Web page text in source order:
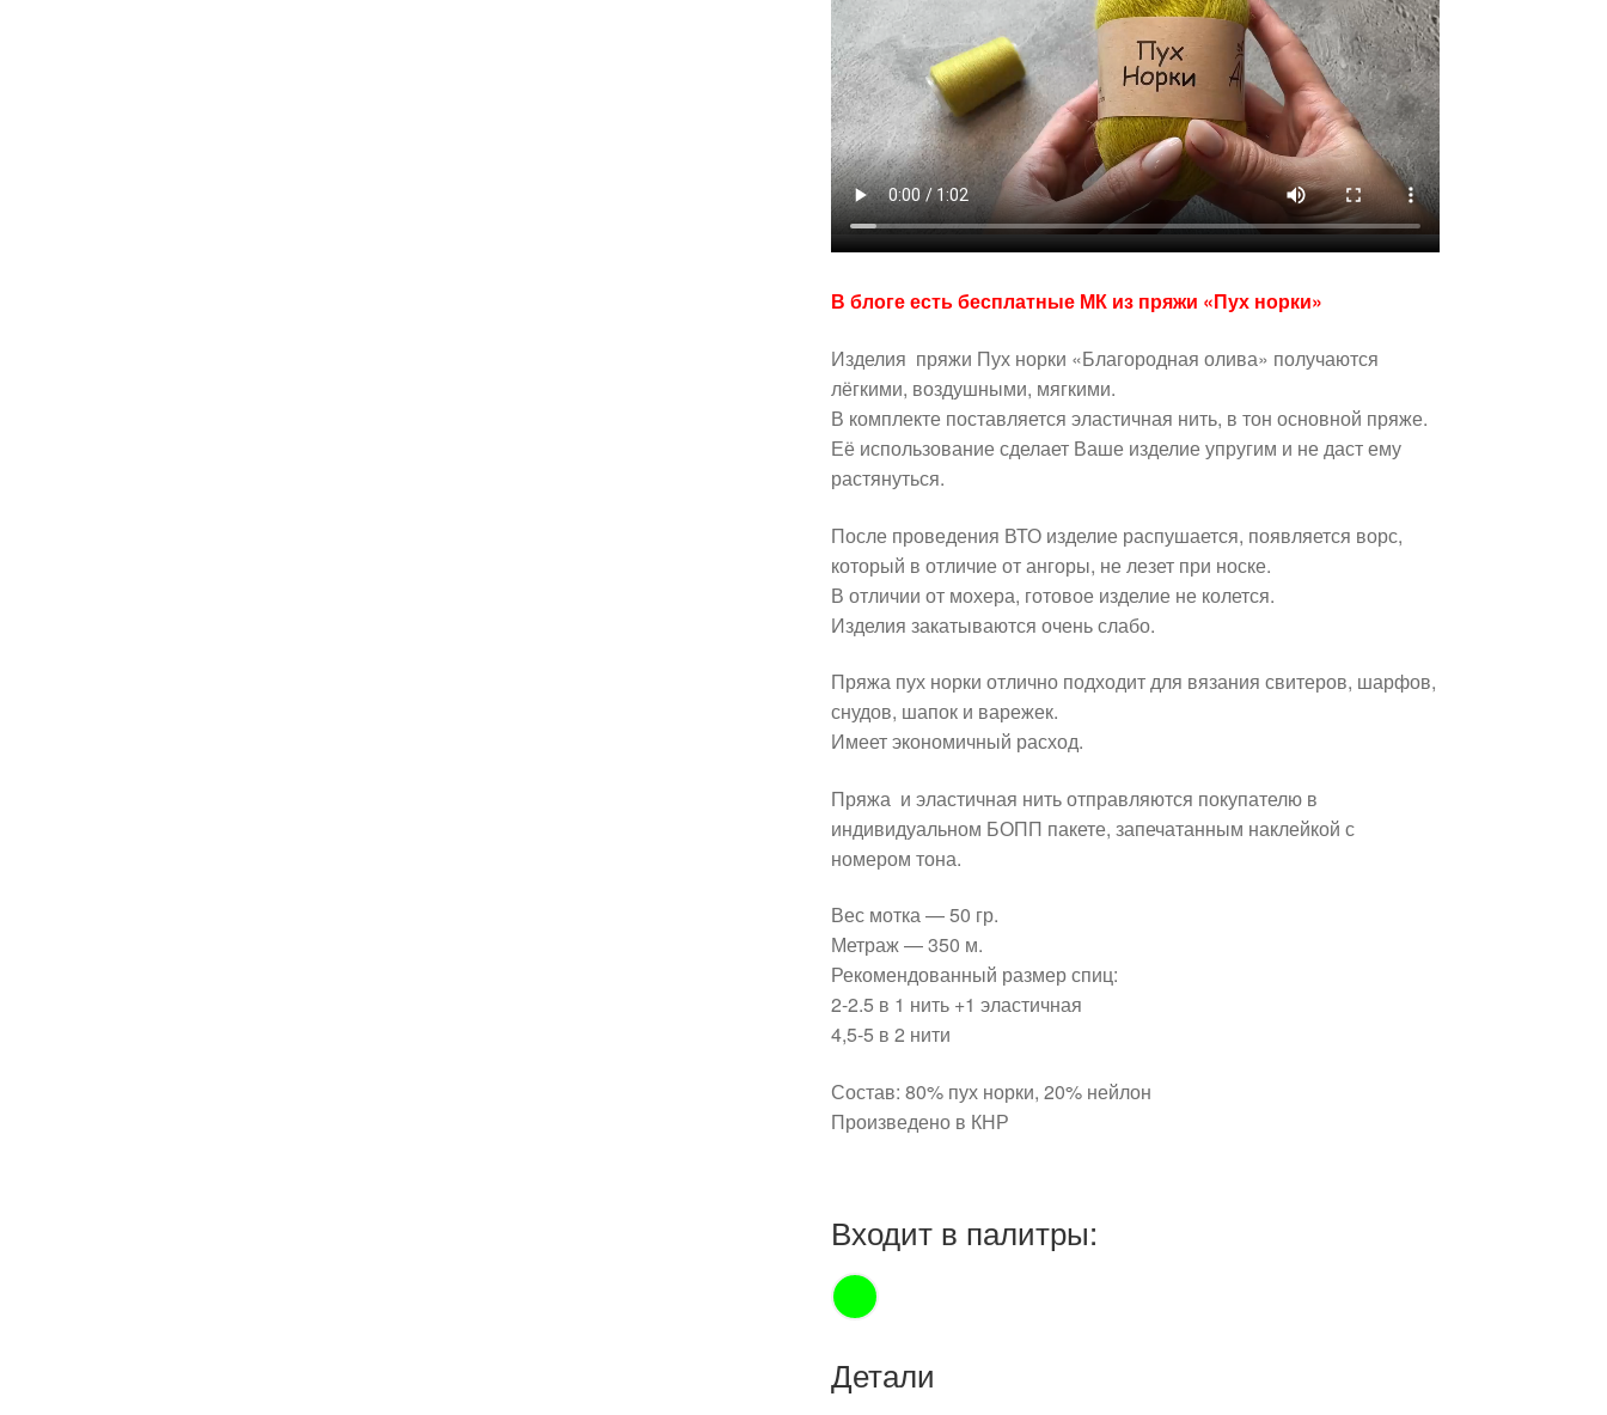
В блоге есть бесплатные МК из пряжи «Пух норки»
Изделия пряжи Пух норки «Благородная олива» получаются
лёгкими, воздушными, мягкими.
В комплекте поставляется эластичная нить, в тон основной пряже.
Её использование сделает Ваше изделие упругим и не даст ему
растянуться.
После проведения ВТО изделие распушается, появляется ворс,
который в отличие от ангоры, не лезет при носке.
В отличии от мохера, готовое изделие не колется.
Изделия закатываются очень слабо.
Пряжа пух норки отлично подходит для вязания свитеров, шарфов,
снудов, шапок и варежек.
Имеет экономичный расход.
Пряжа и эластичная нить отправляются покупателю в
индивидуальном БОПП пакете, запечатанным наклейкой с
номером тона.
Вес мотка — 50 гр.
Метраж — 350 м.
Рекомендованный размер спиц:
2-2.5 в 1 нить +1 эластичная
4,5-5 в 2 нити
Состав: 80% пух норки, 20% нейлон
Произведено в КНР
Входит в палитры:
Детали